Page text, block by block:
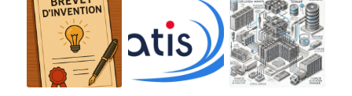
International
Langues
Contact